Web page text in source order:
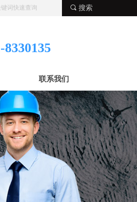
8330135
联系我们
끠 搜索